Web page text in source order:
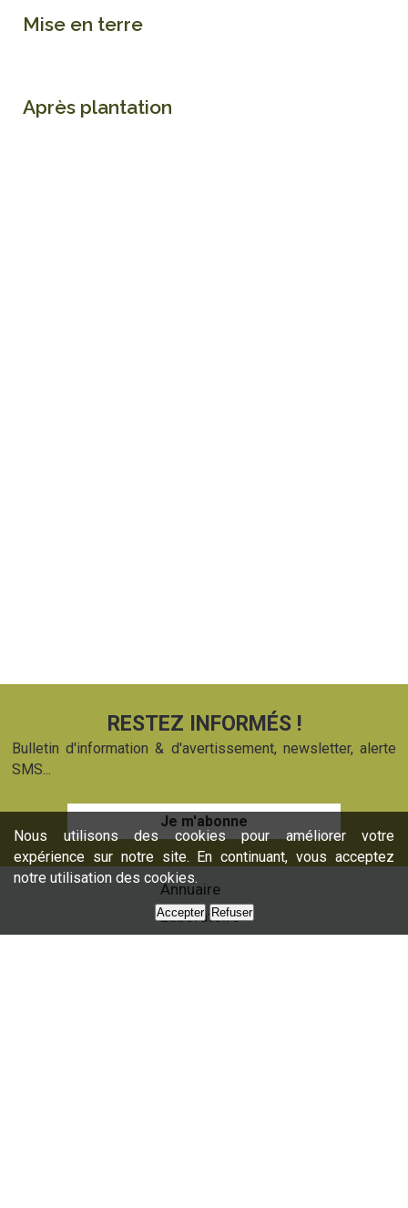
Mise en terre
Après plantation
RESTEZ INFORMÉS !
Bulletin d'information & d'avertissement, newsletter, alerte
SMS...
Je m'abonne
Annuaire
Laboratoire
Nous utilisons des cookies pour améliorer votre
expérience sur notre site. En continuant, vous acceptez
notre utilisation des cookies.
Accepter Refuser